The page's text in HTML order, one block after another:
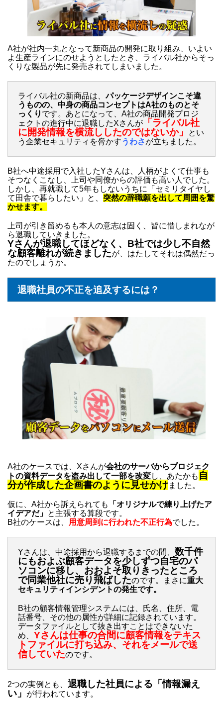
A社が社内一丸となって新商品の開発に取り組み、いよい
よ生産ラインにのせようとしたとき、ライバル社からそっ
くりな製品が先に発売されてしまいました。
ライバル社の新商品は、パッケージデザインこそ違
うものの、中身の商品コンセプトはA社のものとそ
っくり です。あとになって、A社の商品開発プロジ
ェクトの進行中に退職したXさんが
「ライバル社
に開発情報を横流ししたのではないか」
とい
う企業セキュリティを脅かすうわさが立ちました。
B社へ中途採用で入社したYさんは、人柄がよくて仕事も
そつなくこなし、上司や同僚からの評価も高い人でした。
しかし、再就職して5年もしないうちに「セミリタイヤし
て田舎で暮らしたい」と、 突然の辞職願を出して周囲を驚
かせます。
上司が引き留めるも本人の意志は固く、皆に惜しまれなが
ら退職していきました。
Yさんが退職してほどなく、B社では少し不自然
な顧客離れが続きましたが、はたしてそれは偶然だっ
たのでしょうか。
退職社員の不正を追及するには？
A社のケースでは、Xさんが会社のサーバからプロジェク
トの資料データを盗み出して一部を改変し、あたかも 自
分が作成した企画書のように見せかけました。
仮に、A社から訴えられても
「オリジナルで練り上げたア
イデアだ」 と主張する算段です。
B社のケースは、
用意周到に行われた不正行為でした。
Yさんは、中途採用から退職するまでの間、 数千件
にもおよぶ顧客データを少しずつ自宅のパ
ソコンに移し、おおよそ取りきったところ
で同業他社に売り飛ばしたのです。まさに重大
セキュリティインシデントの発生です。
B社の顧客情報管理システムには、氏名、住所、電
話番号、その他の属性が詳細に記録されています。
データファイルとして抜き出すことはできないた
め、 Yさんは仕事の合間に顧客情報をテキス
トファイルに打ち込み、それをメールで送
信していたのです。
2つの実例とも、 退職した社員による「情報漏え
い」
が行われています。